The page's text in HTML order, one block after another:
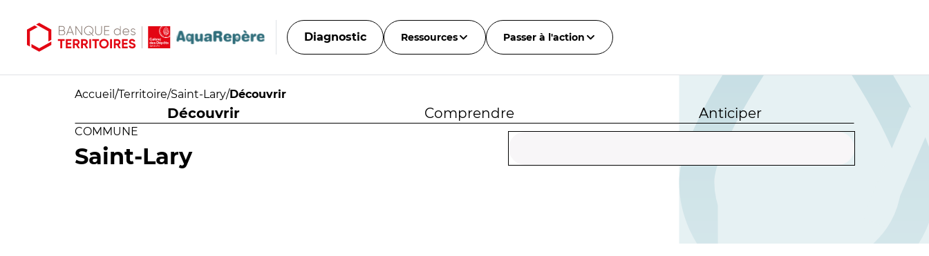
Diagnostic Ressources Passer à l'action
Accueil /Territoire/Saint-Lary/Découvrir
Découvrir Comprendre Anticiper
COMMUNE
Saint-Lary